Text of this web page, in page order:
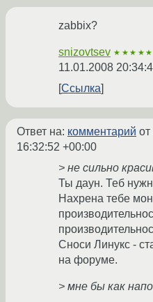
zabbix?
snizovtsev ★★★★★
11.01.2008
Ссылка
Ответ на: комментарий
16:32:52 +00:00
> не сильно
Ты даун. Теб
Нахрена тебе
Сноси Линукс -
на форуме.
> мне бы как